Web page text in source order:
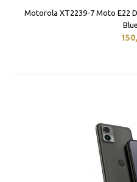
Motorola XT2239-7 Moto E22